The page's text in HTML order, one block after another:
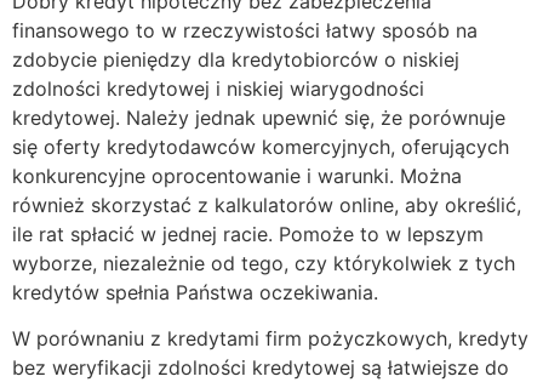
finansowego to w rzeczywistości łatwy sposób na
zdobycie pieniędzy dla kredytobiorców o niskiej
zdolności kredytowej i niskiej wiarygodności
kredytowej. Należy jednak upewnić się, że porównuje
się oferty kredytodawców komercyjnych, oferujących
konkurencyjne oprocentowanie i warunki. Można
również skorzystać z kalkulatorów online, aby określić,
ile rat spłacić w jednej racie. Pomoże to w lepszym
wyborze, niezależnie od tego, czy którykolwiek z tych
kredytów spełnia Państwa oczekiwania.
W porównaniu z kredytami firm pożyczkowych, kredyty
bez weryfikacji zdolności kredytowej są łatwiejsze do